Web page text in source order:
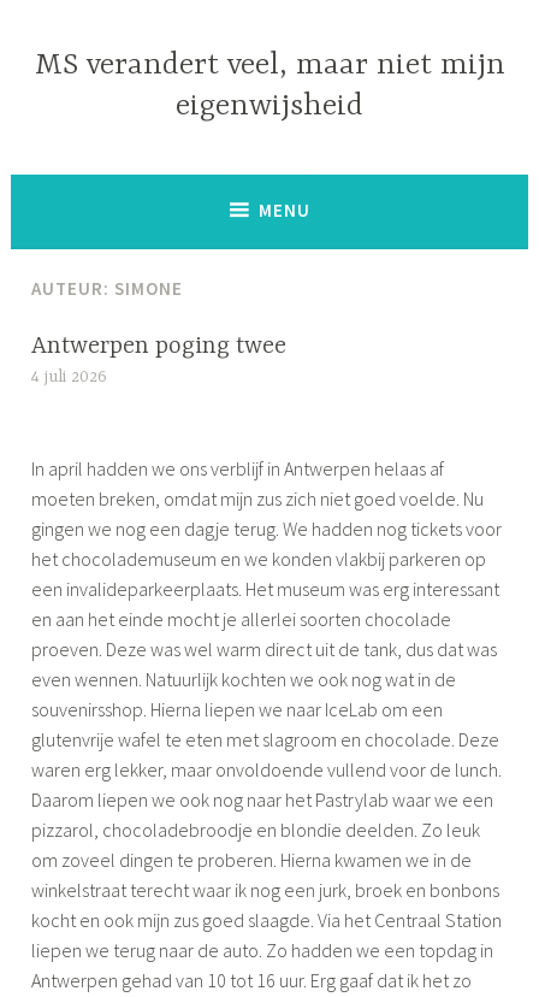
inhoud
MS verandert veel, maar niet mijn
eigenwijsheid
MENU
AUTEUR: SIMONE
Antwerpen poging twee
4 juli 2026
o
n
e
In april hadden we ons verblijf in Antwerpen helaas af
moeten breken, omdat mijn zus zich niet goed voelde. Nu
gingen we nog een dagje terug. We hadden nog tickets voor
het chocolademuseum en we konden vlakbij parkeren op
een invalideparkeerplaats. Het museum was erg interessant
en aan het einde mocht je allerlei soorten chocolade
proeven. Deze was wel warm direct uit de tank, dus dat was
even wennen. Natuurlijk kochten we ook nog wat in de
souvenirsshop. Hierna liepen we naar IceLab om een
glutenvrije wafel te eten met slagroom en chocolade. Deze
waren erg lekker, maar onvoldoende vullend voor de lunch.
Daarom liepen we ook nog naar het Pastrylab waar we een
pizzarol, chocoladebroodje en blondie deelden. Zo leuk
om zoveel dingen te proberen. Hierna kwamen we in de
winkelstraat terecht waar ik nog een jurk, broek en bonbons
kocht en ook mijn zus goed slaagde. Via het Centraal Station
liepen we terug naar de auto. Zo hadden we een topdag in
Antwerpen gehad van 10 tot 16 uur. Erg gaaf dat ik het zo